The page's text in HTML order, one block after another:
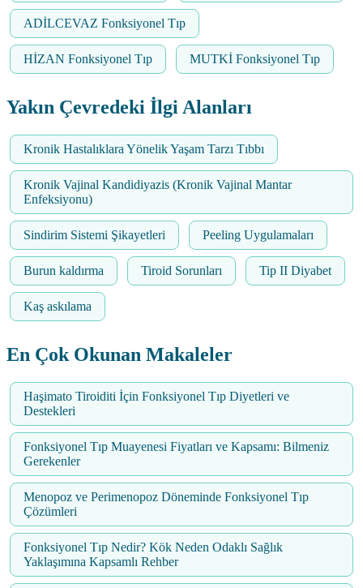
ADİLCEVAZ Fonksiyonel Tıp
HİZAN Fonksiyonel Tıp MUTKİ Fonksiyonel Tıp
Yakın Çevredeki İlgi Alanları
Kronik Hastalıklara Yönelik Yaşam Tarzı Tıbbı
Kronik Vajinal Kandidiyazis (Kronik Vajinal Mantar
Enfeksiyonu)
Sindirim Sistemi Şikayetleri Peeling Uygulamaları
Burun kaldırma Tiroid Sorunları Tip II Diyabet
Kaş askılama
En Çok Okunan Makaleler
Haşimato Tiroiditi İçin Fonksiyonel Tıp Diyetleri ve
Destekleri
Fonksiyonel Tıp Muayenesi Fiyatları ve Kapsamı: Bilmeniz
Gerekenler
Menopoz ve Perimenopoz Döneminde Fonksiyonel Tıp
Çözümleri
Fonksiyonel Tıp Nedir? Kök Neden Odaklı Sağlık
Yaklaşımına Kapsamlı Rehber